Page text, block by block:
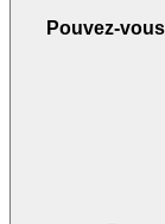
Pouvez-